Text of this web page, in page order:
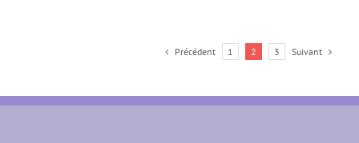
Précédent 1 2 3 Suivant